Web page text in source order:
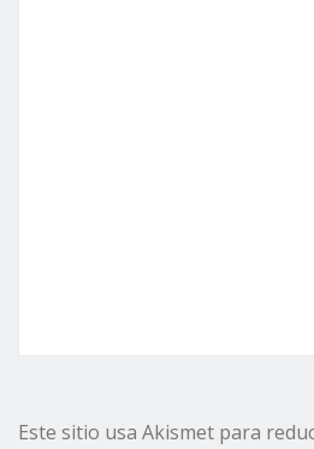
Este sitio usa Akismet para